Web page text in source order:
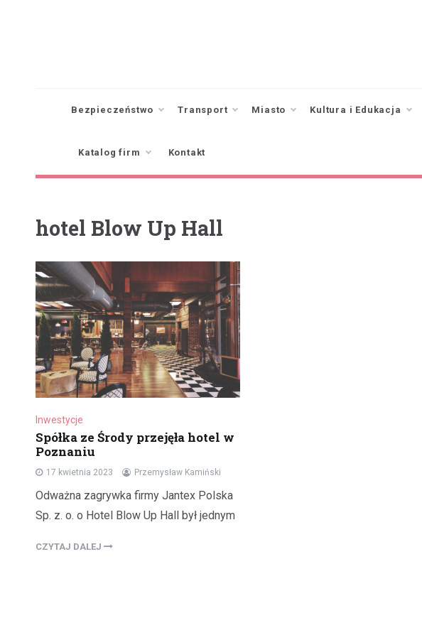
Bezpieczeństwo Transport Miasto Kultura i Edukacja
Katalog firm Kontakt
hotel Blow Up Hall
Inwestycje
Spółka ze Środy przejęła hotel w
Poznaniu
17 kwietnia 2023 Przemysław Kamiński
Odważna zagrywka firmy Jantex Polska
Sp. z. o. o Hotel Blow Up Hall był jednym
CZYTAJ DALEJ